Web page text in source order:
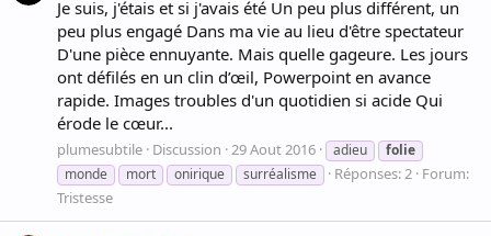
Je suis, j'étais et si j'avais été Un peu plus différent, un
peu plus engagé Dans ma vie au lieu d'être spectateur
D'une pièce ennuyante. Mais quelle gageure. Les jours
ont défilés en un clin d’œil, Powerpoint en avance
rapide. Images troubles d'un quotidien si acide Qui
érode le cœur...
plumesubtile Discussion 29 Aout 2016 adieu
folie
monde
mort onirique surréalisme Réponses: 2 Forum:
Tristesse